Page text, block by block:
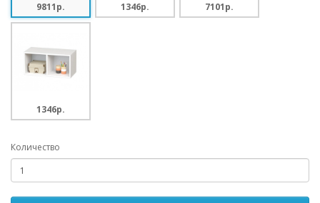
9811p. 1346p. 7101p.
1346p.
Количество